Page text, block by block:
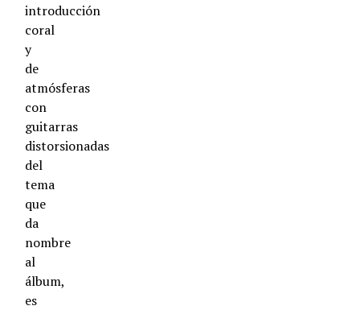
introducción
coral
y
de
atmósferas
con
guitarras
distorsionadas
del
tema
que
da
nombre
al
álbum,
es